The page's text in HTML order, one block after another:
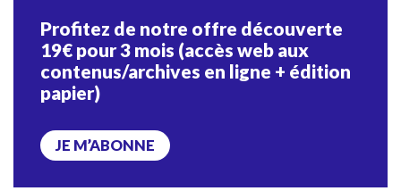
Profitez de notre offre découverte
19€ pour 3 mois (accès web aux
contenus/archives en ligne + édition
papier)
JE M’ABONNE